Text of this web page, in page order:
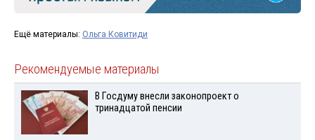
Ещё материалы: Ольга Ковитиди
Рекомендуемые материалы
В Госдуму внесли законопроект о
тринадцатой пенсии